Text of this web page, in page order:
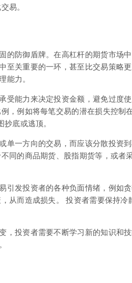
易。
的防御盾牌。在高杠杆的期货市场
至关重要的一环，甚至比交易策略
力。
受能力来决定投资金额，避免过度
，例如将每笔交易的潜在损失控制
底或逃顶。
单一方向的交易，而应该分散投资
同的商品期货、股指期货等，或者
引发投资者的各种负面情绪，例如
从而造成损失。 投资者需要保持冷
，投资者需要不断学习新的知识和